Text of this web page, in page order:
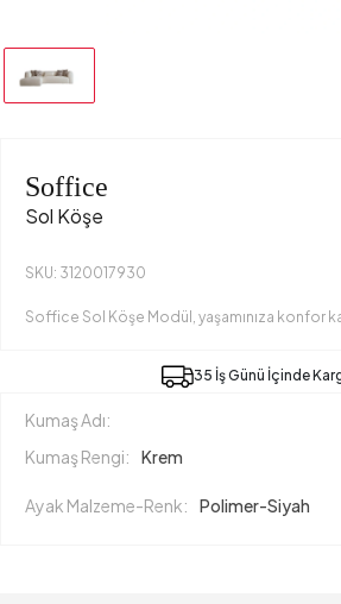
Soffice
Sol Köşe
SKU: 3120017930
Soffice Sol Köşe Modül, yaşamınıza konfor
35 İş Günü İçinde
Kumaş Adı:
Kumaş Rengi:
Krem
Ayak Malzeme-Renk: Polimer-Siyah